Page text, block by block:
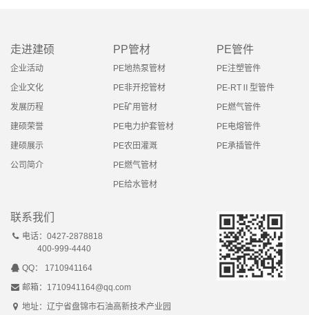
走进建硕
企业活动
企业文化
发展历程
建硕荣誉
建硕展示
公司简介
PP管材
PE地热泵管材
PE非开挖管材
PE矿用管材
PE电力护套管材
PE农田灌溉
PE燃气管材
PE给水管材
PE管件
PE注塑管件
PE-RTⅡ型管件
PE燃气管件
PE电熔管件
PE承插管件
联系我们
电话：0427-2878818
400-999-4440
QQ： 1710941164
邮箱：1710941164@qq.com
地址：辽宁省盘锦市石油高新技术产业园